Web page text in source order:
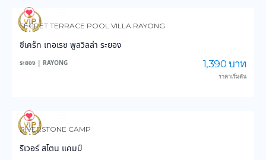
116
SECRET TERRACE POOL VILLA RAYONG
ซีเคร็ท เทอเรซ พูลวิลล่า ระยอง
ระยอง | RAYONG 1,390 บาท
ราคาเริ่มต้น
116
RIVERSTONE CAMP
ริเวอร์ สโตน แคมป์